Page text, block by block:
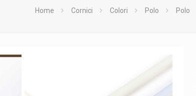
Home Cornici Colori Polo Polo